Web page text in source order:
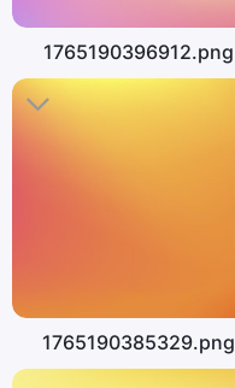
1765190396912.png
1765190385329.png